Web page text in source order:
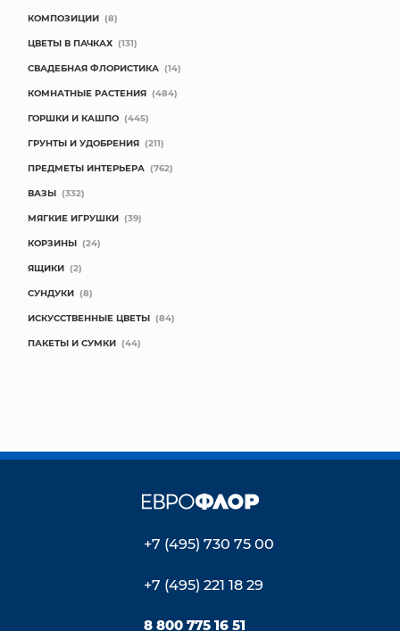
КОМПОЗИЦИИ (8)
ЦВЕТЫ В ПАЧКАХ (131)
СВАДЕБНАЯ ФЛОРИСТИКА (14)
КОМНАТНЫЕ РАСТЕНИЯ (484)
ГОРШКИ И КАШПО (445)
ГРУНТЫ И УДОБРЕНИЯ (211)
ПРЕДМЕТЫ ИНТЕРЬЕРА (762)
ВАЗЫ (332)
МЯГКИЕ ИГРУШКИ (39)
КОРЗИНЫ (24)
ЯЩИКИ (2)
СУНДУКИ (8)
ИСКУССТВЕННЫЕ ЦВЕТЫ (84)
ПАКЕТЫ И СУМКИ (44)
+7 (495) 730 75 00
+7 (495) 221 18 29
8 800 775 16 51